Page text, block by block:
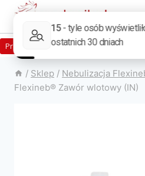
Produkty w sklepie
/ Sklep / Nebulizacja
Flexineb® Zawór wlotowy (IN)